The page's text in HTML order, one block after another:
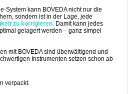
System kann BOVEDA nicht nur die
sondern ist in der Lage, jede
zu korrigieren. Damit kann jedes
gelagert werden – ganz simpel
mit BOVEDA sind überwältigend und
Instrumenten setzen schon ab
verpackt.